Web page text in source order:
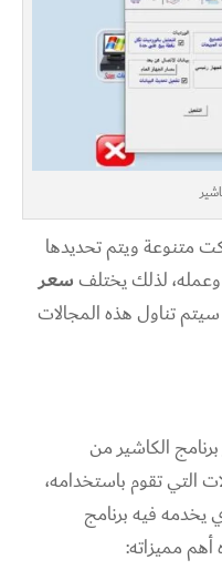
متنوعة ويتم تحديدها
وعمله، لذلك يختلفسعر
تناول هذه المجالات
الكاشير من
التي تقوم باستخدامه،
يخدمه فيه برنامج
أهم مميزاته: